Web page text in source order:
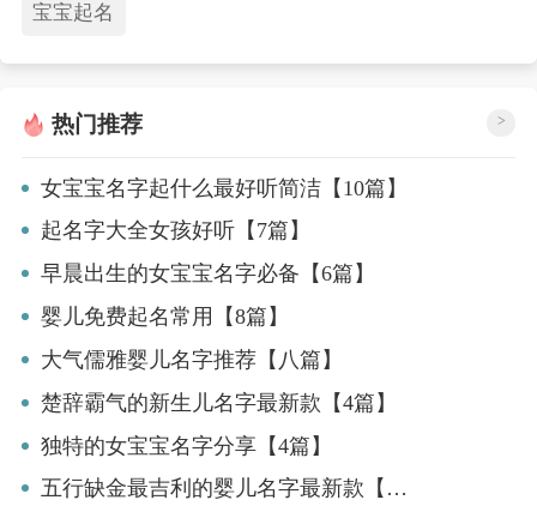
宝宝起名
热门推荐 >
女宝宝名字起什么最好听简洁【10篇】
起名字大全女孩好听【7篇】
早晨出生的女宝宝名字必备【6篇】
婴儿免费起名常用【8篇】
大气儒雅婴儿名字推荐【八篇】
楚辞霸气的新生儿名字最新款【4篇】
独特的女宝宝名字分享【4篇】
五行缺金最吉利的婴儿名字最新款【九篇】